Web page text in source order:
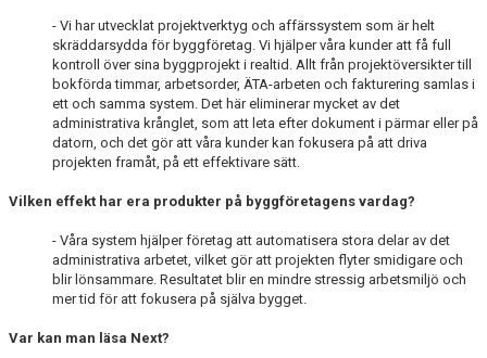
- Vi har utvecklat projektverktyg och affärssystem som är helt
skräddarsydda för byggföretag. Vi hjälper våra kunder att få full
kontroll över sina byggprojekt i realtid. Allt från projektöversikter till
bokförda timmar, arbetsorder, ÄTA-arbeten och fakturering samlas i
ett och samma system. Det här eliminerar mycket av det
administrativa krånglet, som att leta efter dokument i pärmar eller på
datorn, och det gör att våra kunder kan fokusera på att driva
projekten framåt, på ett effektivare sätt.
Vilken effekt har era produkter på byggföretagens vardag?
- Våra system hjälper företag att automatisera stora delar av det
administrativa arbetet, vilket gör att projekten flyter smidigare och
blir lönsammare. Resultatet blir en mindre stressig arbetsmiljö och
mer tid för att fokusera på själva bygget.
Var kan man läsa Next?